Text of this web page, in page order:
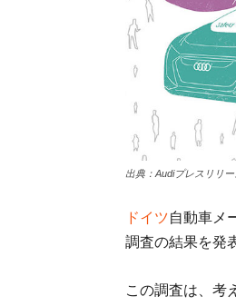
出典：Audiプレスリリー
ドイツ自動車メ
調査の結果を発
この調査は、考